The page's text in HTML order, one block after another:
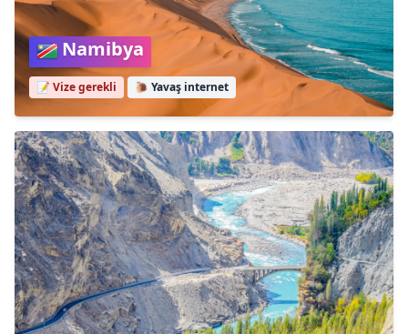
Namibya
📝 Vize gerekli 🐌 Yavaş internet